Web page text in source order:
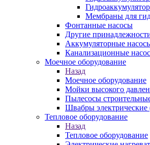
Мембраны для
Фонтанные насосы
Другие
Аккумуляторные
Канализационные
Моечное оборудование
Назад
Моечное оборудование
Мойки высокого
Пылесосы
Швабры электрические
Тепловое оборудование
Назад
Тепловое оборудование